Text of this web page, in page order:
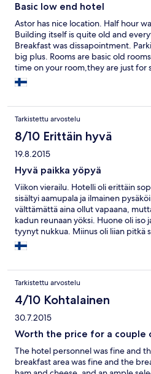
Basic low end hotel
Astor has nice location. Half hour
Building itself is quite old and
Breakfast was dissapointment.
big plus. Rooms are basic old
time on your room,they are just for
Tarkistettu arvostelu
8/10 Erittäin hyvä
19.8.2015
Hyvä paikka yöpyä
Viikon vierailu. Hotelli oli erittäin
sisältyi aamupala ja ilmainen
välttämättä aina ollut vapaana,
kadun reunaan yöksi. Huone oli iso
tyynyt nukkua. Miinus oli liian pitkä
veden leviämisen ympäri
lyhyemmäksi jolloin ei ollut
onnistui parin sadan metrin päästä
ravintola jos ei halua keskustaan
Tarkistettu arvostelu
4/10 Kohtalainen
30.7.2015
Worth the price for a couple
The hotel personnel was fine and
breakfast area was fine and the